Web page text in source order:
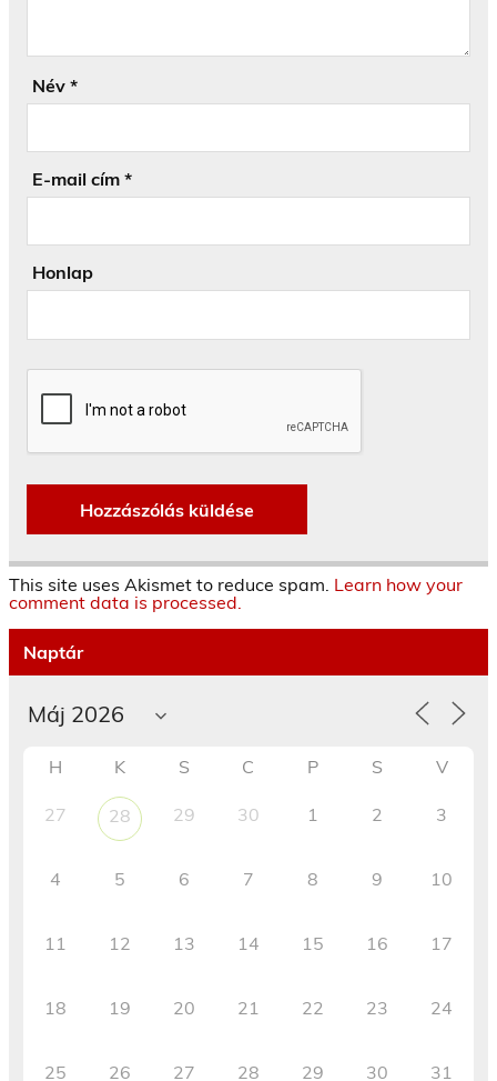
Név *
E-mail cím *
Honlap
This site uses Akismet to reduce spam. Learn how your
comment data is processed.
Naptár
H K S C P S V
27 28 29 30 1 2 3
4 5 6 7 8 9 10
11 12 13 14 15 16 17
18 19 20 21 22 23 24
25 26 27 28 29 30 31